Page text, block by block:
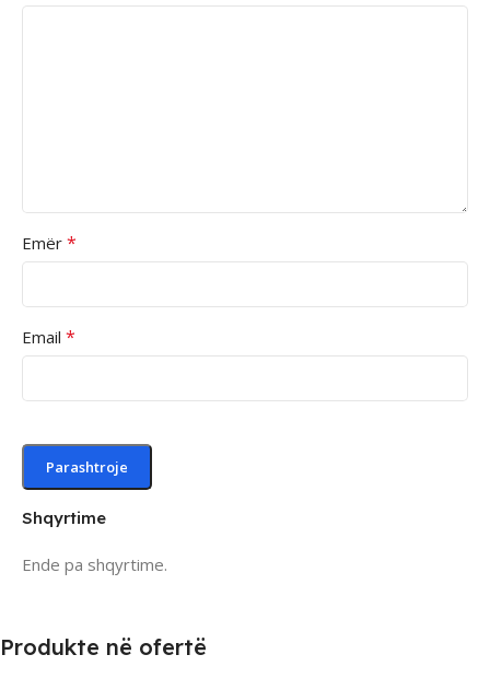
Shqyrtime
Ende pa shqyrtime.
Emër *
Email *
Produkte në ofertë